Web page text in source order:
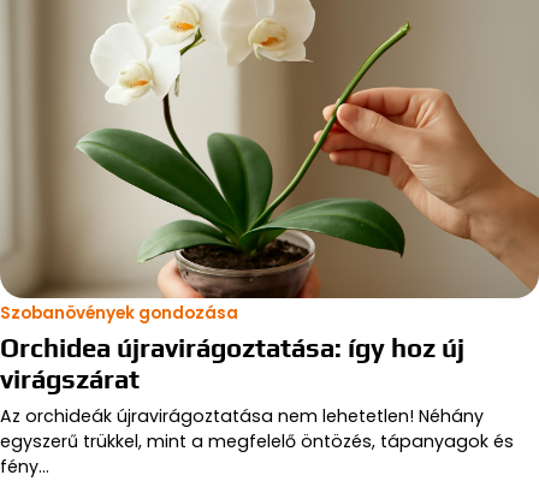
Szobanövények gondozása
Orchidea újravirágoztatása: így hoz új
virágszárat
Az orchideák újravirágoztatása nem lehetetlen! Néhány
egyszerű trükkel, mint a megfelelő öntözés, tápanyagok és
fény…